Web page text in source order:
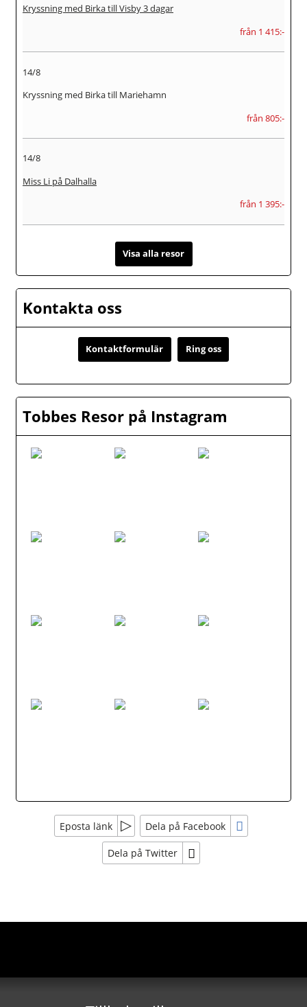
Kryssning med Birka till Visby 3 dagar
från 1 415:-
14/8
Kryssning med Birka till Mariehamn
från 805:-
14/8
Miss Li på Dalhalla
från 1 395:-
Visa alla resor
Kontakta oss
Kontaktformulär Ring oss
Tobbes Resor på Instagram
Eposta länk Dela på Facebook
Dela på Twitter